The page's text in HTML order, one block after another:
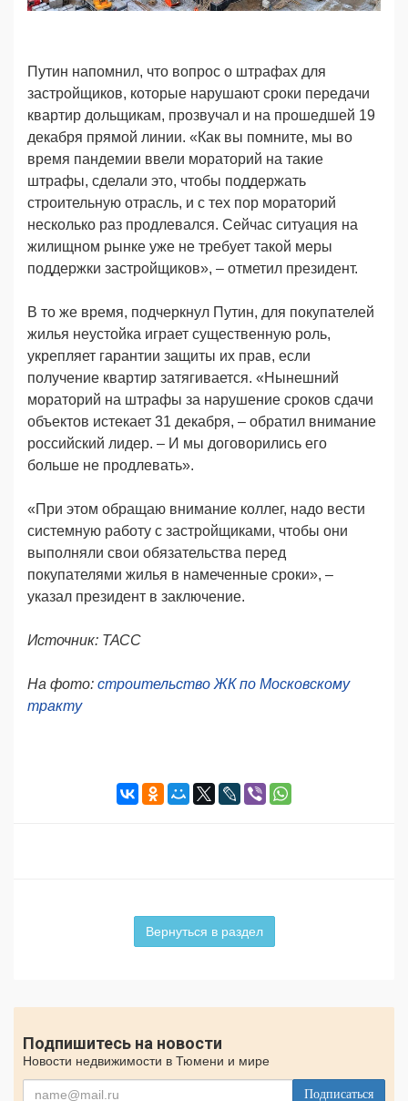
Путин напомнил, что вопрос о штрафах для
застройщиков, которые нарушают сроки передачи
квартир дольщикам, прозвучал и на прошедшей 19
декабря прямой линии. «Как вы помните, мы во
время пандемии ввели мораторий на такие
штрафы, сделали это, чтобы поддержать
строительную отрасль, и с тех пор мораторий
несколько раз продлевался. Сейчас ситуация на
жилищном рынке уже не требует такой меры
поддержки застройщиков», – отметил президент.
В то же время, подчеркнул Путин, для покупателей
жилья неустойка играет существенную роль,
укрепляет гарантии защиты их прав, если
получение квартир затягивается. «Нынешний
мораторий на штрафы за нарушение сроков сдачи
объектов истекает 31 декабря, – обратил внимание
российский лидер. – И мы договорились его
больше не продлевать».
«При этом обращаю внимание коллег, надо вести
системную работу с застройщиками, чтобы они
выполняли свои обязательства перед
покупателями жилья в намеченные сроки», –
указал президент в заключение.
Источник: ТАСС
На фото: строительство ЖК по Московскому
тракту
Вернуться в раздел
Подпишитесь на новости
Новости недвижимости в Тюмени и мире
Подписаться